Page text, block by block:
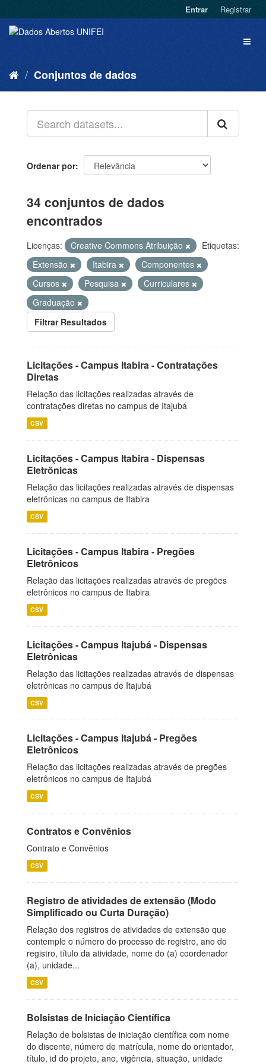
Entrar Registrar
Conjuntos de dados
Ordenar por
34 conjuntos de dados
encontrados
Licenças: Creative Commons Atribuição
Etiquetas:
Extensão
Itabira
Componentes
Cursos
Pesquisa
Curriculares
Graduação
Filtrar Resultados
Licitações - Campus Itabira - Contratações
Diretas
Relação das licitações realizadas através de
contratações diretas no campus de Itajubá
CSV
Licitações - Campus Itabira - Dispensas
Eletrônicas
Relação das licitações realizadas através de dispensas
eletrônicas no campus de Itabira
CSV
Licitações - Campus Itabira - Pregões
Eletrônicos
Relação das licitações realizadas através de pregões
eletrônicos no campus de Itabira
CSV
Licitações - Campus Itajubá - Dispensas
Eletrônicas
Relação das licitações realizadas através de dispensas
eletrônicas no campus de Itajubá
CSV
Licitações - Campus Itajubá - Pregões
Eletrônicos
Relação das licitações realizadas através de pregões
eletrônicos no campus de Itajubá
CSV
Contratos e Convênios
Contrato e Convênios
CSV
Registro de atividades de extensão (Modo
Simplificado ou Curta Duração)
Relação dos registros de atividades de extensão que
contemple o número do processo de registro, ano do
registro, título da atividade, nome do (a) coordenador
(a), unidade...
CSV
Bolsistas de Iniciação Científica
Relação de bolsistas de iniciação científica com nome
do discente, número de matrícula, nome do orientador,
título, id do projeto, ano, vigência, situação, unidade